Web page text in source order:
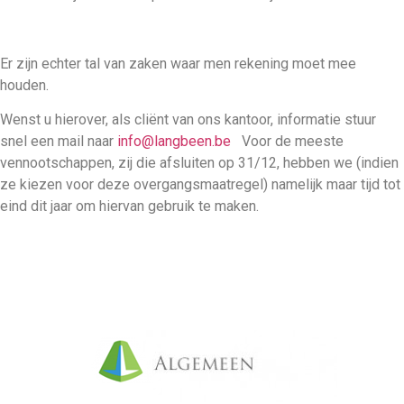
Er zijn echter tal van zaken waar men rekening moet mee
houden.
Wenst u hierover, als cliënt van ons kantoor, informatie stuur
snel een mail naar info@langbeen.be Voor de meeste
vennootschappen, zij die afsluiten op 31/12, hebben we (indien
ze kiezen voor deze overgangsmaatregel) namelijk maar tijd tot
eind dit jaar om hiervan gebruik te maken.